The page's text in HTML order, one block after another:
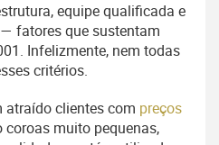
equipe qualificada e
fatores que sustentam
Infelizmente, nem todas
critérios.
clientes com preços
coroas muito pequenas,